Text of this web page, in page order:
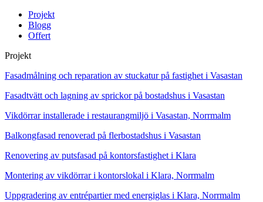
Projekt
Blogg
Offert
Projekt
Fasadmålning och reparation av stuckatur på fastighet i Vasastan
Fasadtvätt och lagning av sprickor på bostadshus i Vasastan
Vikdörrar installerade i restaurangmiljö i Vasastan, Norrmalm
Balkongfasad renoverad på flerbostadshus i Vasastan
Renovering av putsfasad på kontorsfastighet i Klara
Montering av vikdörrar i kontorslokal i Klara, Norrmalm
Uppgradering av entrépartier med energiglas i Klara, Norrmalm